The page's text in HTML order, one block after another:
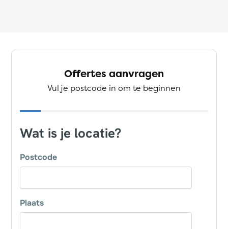
Offertes aanvragen
Vul je postcode in om te beginnen